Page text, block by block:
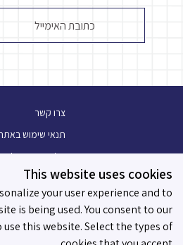
צרו קשר
תנאי שימוש באתר
מלגת עתיד פלוס
בלוג
תו מידות
This website uses cookies
your user experience and to
is being used. You consent to our
this website. Select the types of